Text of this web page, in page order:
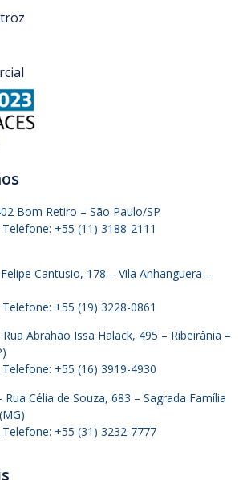
Bom Retiro – São Paulo/SP
+55 (11) 3188-2111
Cantusio, 178 – Vila Anhanguera –
+55 (19) 3228-0861
Rua Abrahão Issa Halack, 495 – Ribeirânia –
+55 (16) 3919-4930
Rua Célia de Souza, 683 – Sagrada Família
+55 (31) 3232-7777